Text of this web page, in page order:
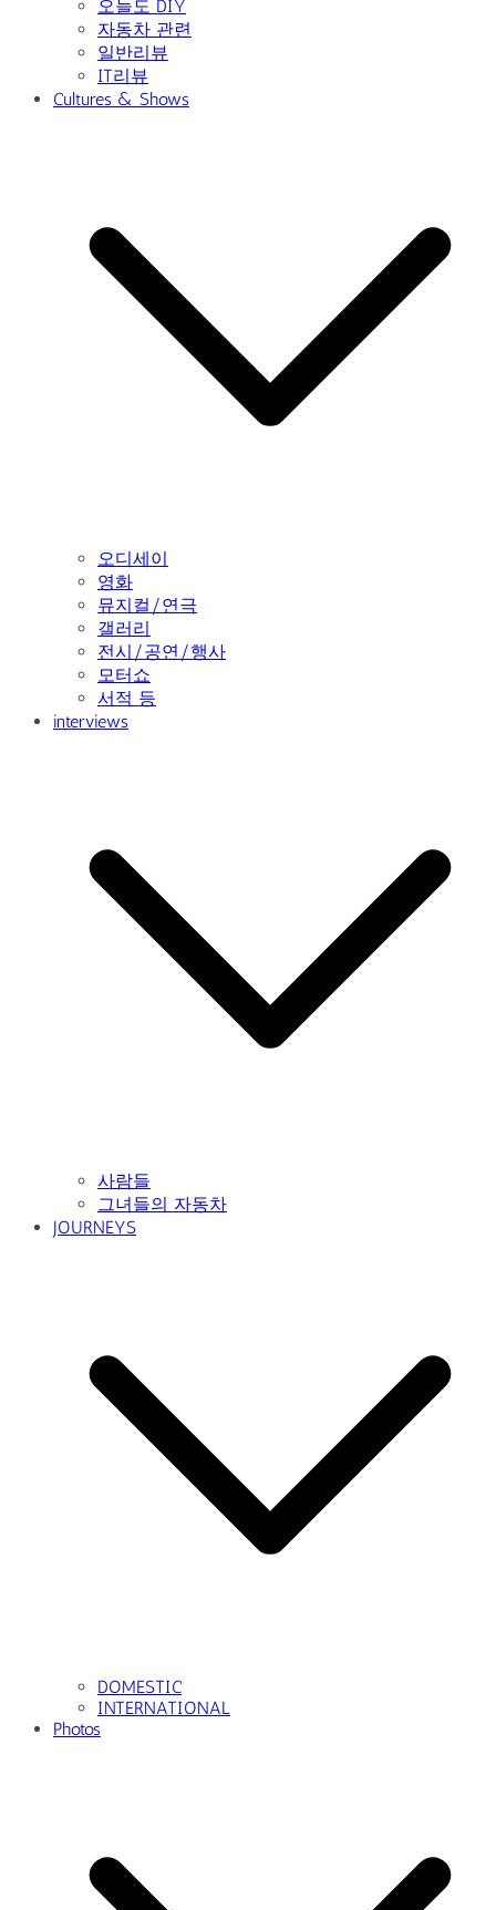
오늘도 DIY
자동차 관련
일반리뷰
IT리뷰
Cultures & Shows
오디세이
영화
뮤지컬/연극
갤러리
전시/공연/행사
모터쇼
서적 등
interviews
사람들
그녀들의 자동차
JOURNEYS
DOMESTIC
INTERNATIONAL
Photos